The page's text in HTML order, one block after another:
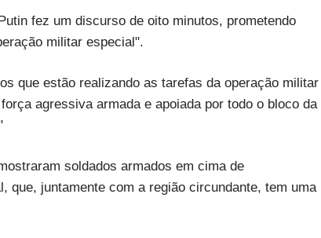
fez um discurso de oito minutos, prometendo
militar especial".
que estão realizando as tarefas da operação militar
agressiva armada e apoiada por todo o bloco da
soldados armados em cima de
que, juntamente com a região circundante, tem uma